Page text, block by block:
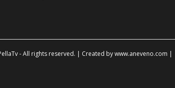
- All rights reserved. | Created bywww.aneveno.com |